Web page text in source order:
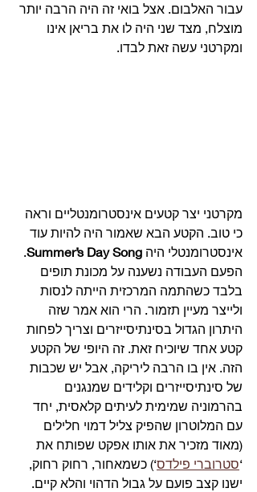
עבור האלבום. אצל בואי זה היה הרבה יותר
מוצלח, מצד שני היה לו את בריאן אינו
ומקרטני עשה זאת לבדו.
מקרטני יצר קטעים אינסטרומנטליים וראה
כי טוב. הקטע הבא שאמור היה להיות עוד
אינסטרומנטלי היה Summer’s Day Song
.
הפעם העבודה נשענה על מכונת תופים
בלבד כשהתמה המרכזית הייתה לנסות
ולייצר מעיין תזמור. הרי הוא אמר שזה
היתרון הגדול בסינתיסייזרים וצריך לפחות
קטע אחד שיוכיח זאת. זה היופי של הקטע
הזה. אין בו הרבה ליריקה, אבל יש שכבות
של סינתיסייזרים וקלידים שמנגנים
בהרמוניה שמימית לעיתים קלאסית, יחד
עם המלוטרון שהפיק צליל דמוי חלילים
(מאוד מזכיר את אותו אפקט שפותח את
‘סטרוברי פילדס‘) כשמאחור, רחוק רחוק,
ישנו קצב פועם על גבול הדהוי והלא קיים.